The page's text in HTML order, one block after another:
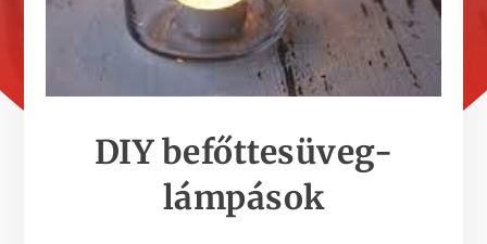
DIY befőttesüveg-
lámpások